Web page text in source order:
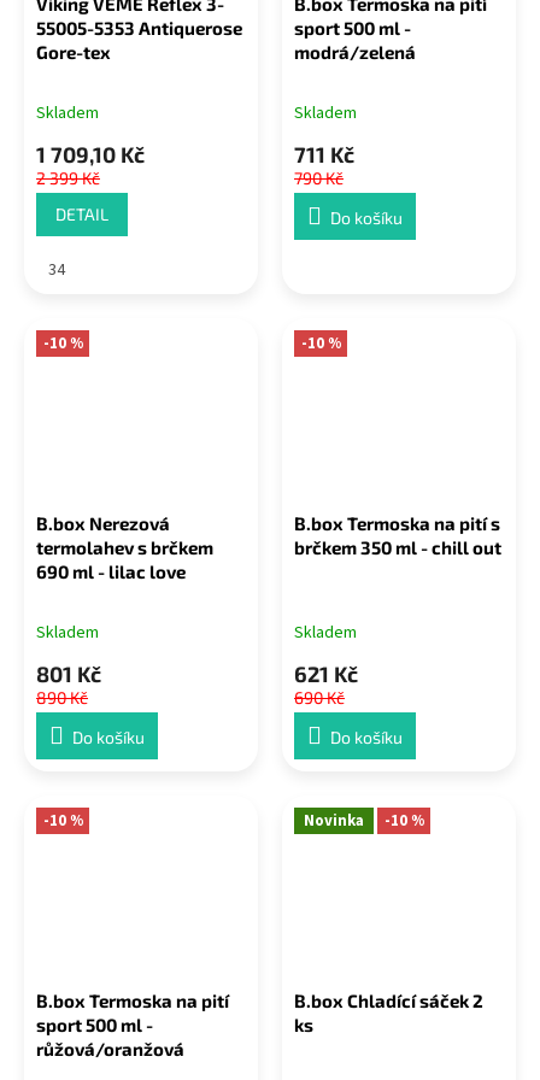
55005-5353 Antiquerose
Gore-tex
Skladem
1 709,10 Kč
2 399 Kč
DETAIL
34
sport 500 ml -
modrá/zelená
Skladem
711 Kč
790 Kč
Do košíku
-10 %
B.box Nerezová
termolahev s brčkem
690 ml - lilac love
Skladem
801 Kč
890 Kč
Do košíku
-10 %
B.box Termoska na pití s
brčkem 350 ml - chill out
Skladem
621 Kč
690 Kč
Do košíku
-10 %
B.box Termoska na pití
sport 500 ml -
růžová/oranžová
Novinka -10 %
B.box Chladící sáček 2
ks